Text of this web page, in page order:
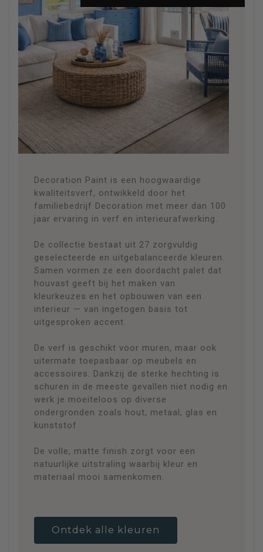
DE
VERF
About the Paint
Decoration Paint is een hoogwaardige
kwaliteitsverf, ontwikkeld door het
familiebedrijf Decoration met meer dan 100
jaar ervaring in verf en interieurafwerking.
De collectie bestaat uit 27 zorgvuldig
geselecteerde en uitgebalanceerde kleuren.
Samen vormen ze een doordacht palet dat
houvast geeft bij het maken van
kleurkeuzes en het opbouwen van een
interieur — van ingetogen basis tot
uitgesproken accent.
De verf is geschikt voor muren, maar ook
uitermate toepasbaar op meubels en
accessoires. Dankzij de sterke hechting is
schuren in de meeste gevallen niet nodig en
werk je moeiteloos op diverse
ondergronden zoals hout, metaal, glas en
kunststof
De volle, matte finish zorgt voor een
natuurlijke uitstraling waarbij kleur en
materiaal mooi samenkomen.
Ontdek alle kleuren